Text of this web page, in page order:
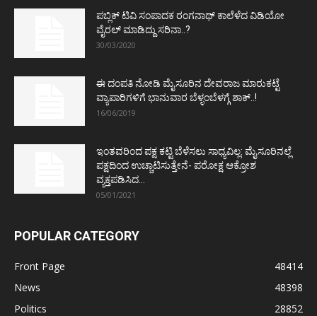
ಪಬ್ಲಿಕ್ ಟಿವಿ ಸಂಪಾದಕ ರಂಗನಾಥ್ ಕಾಲೆಳೆದ ವಿಡಿಯೋ
ವೈರಲ್ ಮಾಡಿದ್ದು ಸರಿನಾ..?
30/03/2020
ಈ ದಂಪತಿ ನೋಡಿ ಮೈಸೂರಿನ ದೇವರಾಜ ಮಾರುಕಟ್ಟೆ
ವ್ಯಾಪಾರಿಗಳಿಗೆ ಭಾನುವಾರ ಬೆಳ್ಳಂಬೆಳಗ್ಗೆ ಶಾಕ್..!
16/06/2019
ಇಂತವರಿಂದ ಪಕ್ಷ ಕಟ್ಟಿ ಬೆಳೆಸಲು ಸಾಧ್ಯವಿಲ್ಲ: ಮೈಸೂರಿನಲ್ಲೆ
ಪಕ್ಷದಿಂದ ಉಚ್ಚಾಟಿಸುತ್ತೇನೆ- ಪರೋಕ್ಷ ಆಕ್ರೋಶ
ವ್ಯಕ್ತಪಡಿಸಿದ...
05/01/2021
POPULAR CATEGORY
Front Page
48414
News
48398
Politics
28852